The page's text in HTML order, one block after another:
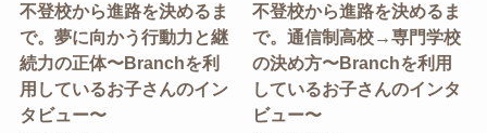
不登校から進路を決めるま
で。夢に向かう行動力と継
続力の正体〜Branchを利
用しているお子さんのイン
タビュー〜
不登校から進路を決めるま
で。通信制高校→専門学校
の決め方〜Branchを利用
しているお子さんのインタ
ビュー〜